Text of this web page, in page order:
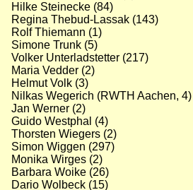
Hilke Steinecke (84)
Regina Thebud-Lassak (143)
Rolf Thiemann (1)
Simone Trunk (5)
Volker Unterladstetter (217)
Maria Vedder (2)
Helmut Volk (3)
Nilkas Wegerich (RWTH Aachen, 4)
Jan Werner (2)
Guido Westphal (4)
Thorsten Wiegers (2)
Simon Wiggen (297)
Monika Wirges (2)
Barbara Woike (26)
Dario Wolbeck (15)